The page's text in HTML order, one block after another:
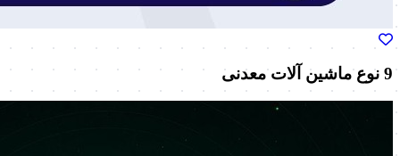
9 نوع ماشین آلات معدنی